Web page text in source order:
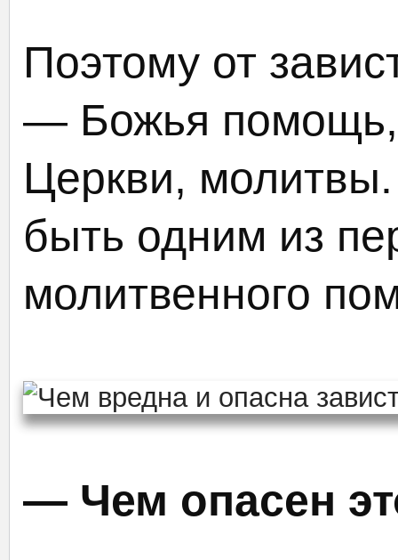
Поэтому от
— Божья помощь,
Церкви,
быть одним из
молитвенного
— Чем опасен